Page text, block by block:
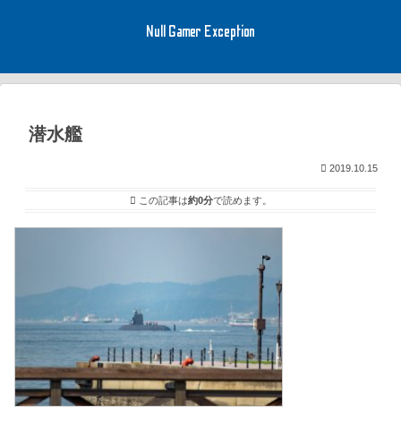
Null Gamer Exception
潜水艦
2019.10.15
この記事は約0分で読めます。